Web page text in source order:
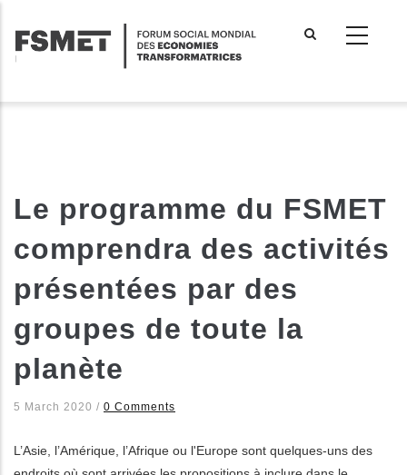
contenu
actions supplémentaires
Le programme du FSMET
comprendra des activités
présentées par des
groupes de toute la
planète
5 March 2020 / 0 Comments
L’Asie, l’Amérique, l’Afrique ou l'Europe sont quelques-uns des